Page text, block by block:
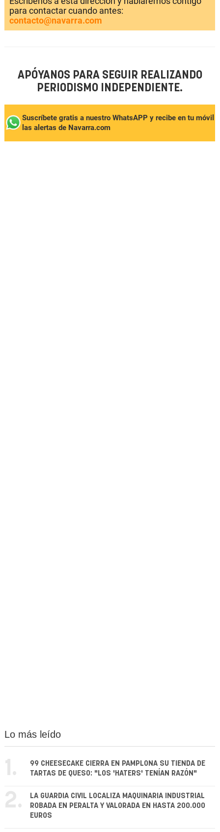
para contactar cuando antes:
contacto@navarra.com
APÓYANOS PARA SEGUIR REALIZANDO
PERIODISMO INDEPENDIENTE.
Suscríbete gratis a nuestro WhatsAPP y recibe en tu móvil
las alertas de Navarra.com
Lo más leído
1.
99 CHEESECAKE CIERRA EN PAMPLONA SU TIENDA DE
TARTAS DE QUESO: "LOS 'HATERS' TENÍAN RAZÓN"
2.
LA GUARDIA CIVIL LOCALIZA MAQUINARIA INDUSTRIAL
ROBADA EN PERALTA Y VALORADA EN HASTA 200.000
EUROS